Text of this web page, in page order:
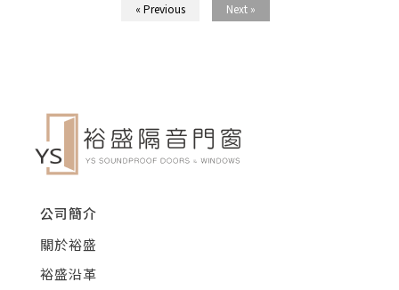
« Previous Next »
公司簡介
關於裕盛
裕盛沿革